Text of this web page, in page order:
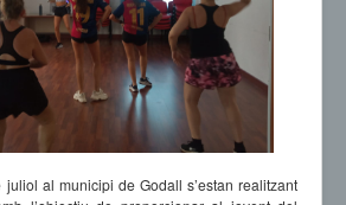
al municipi de Godall s’estan realitzant